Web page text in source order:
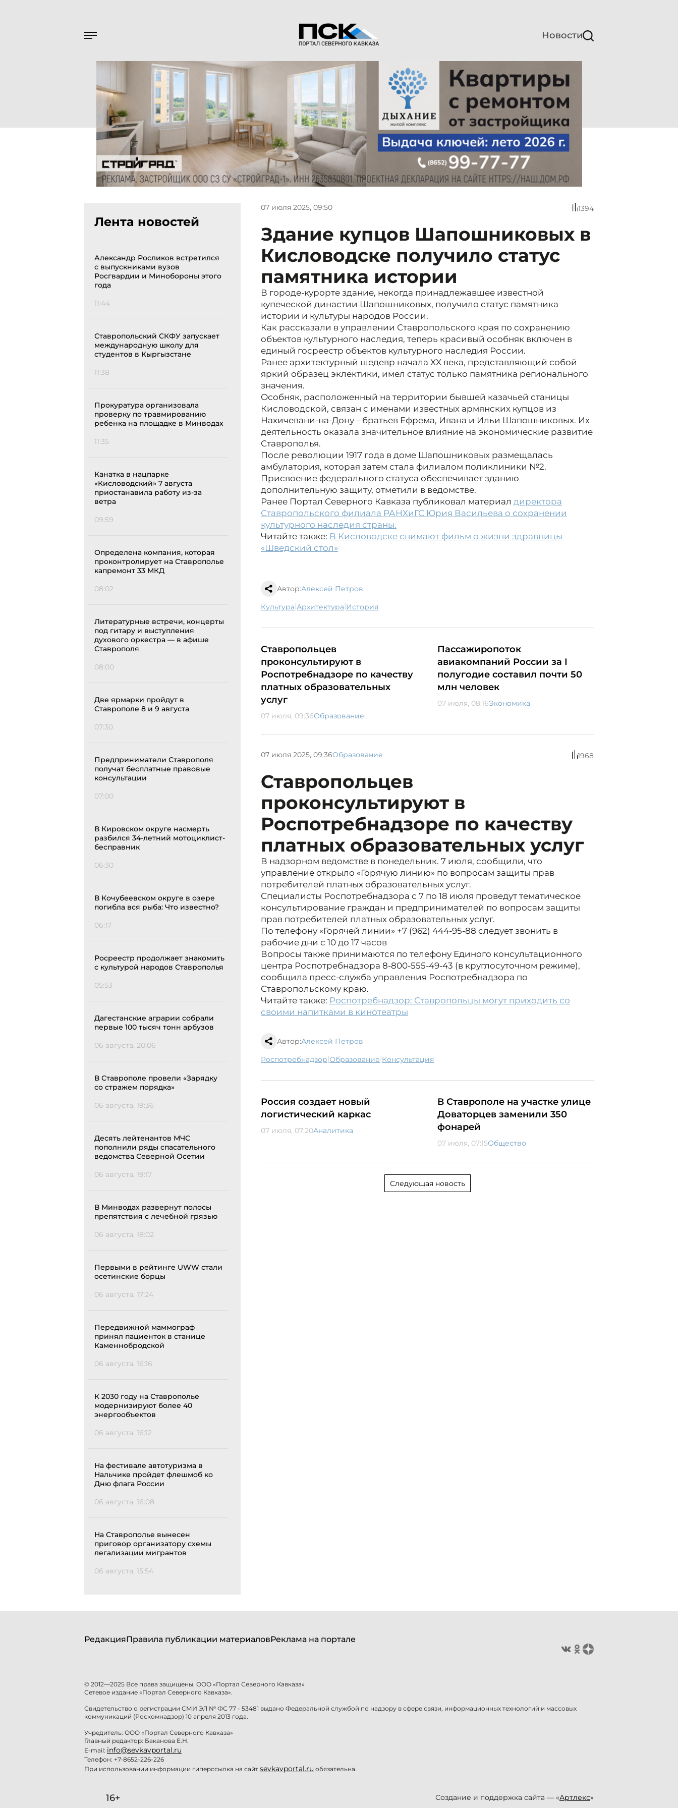
Новости
Лента новостей
Александр Росликов встретился
с выпускниками вузов
Росгвардии и Минобороны этого
года
11:44
Ставропольский СКФУ запускает
международную школу для
студентов в Кыргызстане
11:38
Прокуратура организовала
проверку по травмированию
ребенка на площадке в Минводах
11:35
Канатка в нацпарке
«Кисловодский» 7 августа
приостанавила работу из-за
ветра
09:59
Определена компания, которая
проконтролирует на Ставрополье
капремонт 33 МКД
08:02
Литературные встречи, концерты
под гитару и выступления
духового оркестра — в афише
Ставрополя
08:00
Две ярмарки пройдут в
Ставрополе 8 и 9 августа
07:30
Предприниматели Ставрополя
получат бесплатные правовые
консультации
07:00
В Кировском округе насмерть
разбился 34-летний мотоциклист-
бесправник
06:30
В Кочубеевском округе в озере
погибла вся рыба: Что известно?
06:17
Росреестр продолжает знакомить
с культурой народов Ставрополья
05:53
Дагестанские аграрии собрали
первые 100 тысяч тонн арбузов
06 августа, 20:06
В Ставрополе провели «Зарядку
со стражем порядка»
06 августа, 19:36
Десять лейтенантов МЧС
пополнили ряды спасательного
ведомства Северной Осетии
06 августа, 19:17
В Минводах развернут полосы
препятствия с лечебной грязью
06 августа, 18:02
Первыми в рейтинге UWW стали
осетинские борцы
06 августа, 17:24
Передвижной маммограф
принял пациенток в станице
Каменнобродской
06 августа, 16:16
К 2030 году на Ставрополье
модернизируют более 40
энергообъектов
06 августа, 16:12
На фестивале автотуризма в
Нальчике пройдет флешмоб ко
Дню флага России
06 августа, 16:08
На Ставрополье вынесен
приговор организатору схемы
легализации мигрантов
06 августа, 15:54
07 июля 2025, 09:50 1394
Здание купцов Шапошниковых в
Кисловодске получило статус
памятника истории
В городе-курорте здание, некогда принадлежавшее известной
купеческой династии Шапошниковых, получило статус памятника
истории и культуры народов России.
Как рассказали в управлении Ставропольского края по сохранению
объектов культурного наследия, теперь красивый особняк включен в
единый госреестр объектов культурного наследия России.
Ранее архитектурный шедевр начала XX века, представляющий собой
яркий образец эклектики, имел статус только памятника регионального
значения.
Особняк, расположенный на территории бывшей казачьей станицы
Кисловодской, связан с именами известных армянских купцов из
Нахичевани-на-Дону – братьев Ефрема, Ивана и Ильи Шапошниковых. Их
деятельность оказала значительное влияние на экономические развитие
Ставрополья.
После революции 1917 года в доме Шапошниковых размещалась
амбулатория, которая затем стала филиалом поликлиники №2.
Присвоение федерального статуса обеспечивает зданию
дополнительную защиту, отметили в ведомстве.
Ранее Портал Северного Кавказа публиковал материал директора
Ставропольского филиала РАНХиГС Юрия Васильева о сохранении
культурного наследия страны.
Читайте также: В Кисловодске снимают фильм о жизни здравницы
«Шведский стол»
Автор:Алексей Петров
культура| архитектура| история
Ставропольцев
проконсультируют в
Роспотребнадзоре по качеству
платных образовательных
услуг
07 июля, 09:36Образование
Пассажиропоток
авиакомпаний России за I
полугодие составил почти 50
млн человек
07 июля, 08:16Экономика
07 июля 2025, 09:36Образование 1968
Ставропольцев
проконсультируют в
Роспотребнадзоре по качеству
платных образовательных услуг
В надзорном ведомстве в понедельник. 7 июля, сообщили, что
управление открыло «Горячую линию» по вопросам защиты прав
потребителей платных образовательных услуг.
Специалисты Роспотребнадзора с 7 по 18 июля проведут тематическое
консультирование граждан и предпринимателей по вопросам защиты
прав потребителей платных образовательных услуг.
По телефону «Горячей линии» +7 (962) 444-95-88 следует звонить в
рабочие дни с 10 до 17 часов
Вопросы также принимаются по телефону Единого консультационного
центра Роспотребнадзора 8-800-555-49-43 (в круглосуточном режиме),
сообщила пресс-служба управления Роспотребнадзора по
Ставропольскому краю.
Читайте также: Роспотребнадзор: Ставропольцы могут приходить со
своими напитками в кинотеатры
Автор:Алексей Петров
Роспотребнадзор| образование| консультация
Россия создает новый
логистический каркас
07 июля, 07:20Аналитика
В Ставрополе на участке улице
Доваторцев заменили 350
фонарей
07 июля, 07:15Общество
Следующая новость
РедакцияПравила публикации материаловРеклама на портале
© 2012—2025 Все права защищены. ООО «Портал Северного Кавказа»
Сетевое издание «Портал Северного Кавказа».
Свидетельство о регистрации СМИ ЭЛ № ФС 77 - 53481 выдано Федеральной службой по надзору в сфере связи, информационных технологий и массовых
коммуникаций (Роскомнадзор) 10 апреля 2013 года.
Учредитель: ООО «Портал Северного Кавказа»
Главный редактор: Баканова Е.Н.
E-mail: info@sevkavportal.ru
Телефон: +7-8652-226-226
При использовании информации гиперссылка на сайт sevkavportal.ru обязательна.
16+ Создание и поддержка сайта — «Артлекс»